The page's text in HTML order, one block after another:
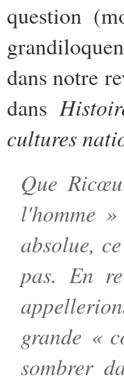
question
dans notre
dans
cultures
Que
l'homme
absolue,
pas. En
grande «
sombrer